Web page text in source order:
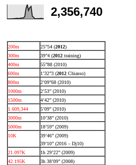
2,356,740
200m 25”54 (2012)
300m
39”4 (2012 training)
400m
55”88 (2010)
600m
1’32”3 (2012 Chiasso)
800m
2’09”68 (2010)
1000m
2’53” (2010)
1500m
4’42” (2010)
1.609,344
5’09” (2010)
3000m
10’38” (2010)
5000m
18’59” (2009)
10K
39’46” (2009)
39’10” (2016 – Dj10)
21.097K
1h 29’22” (2009)
42.195K
3h 38’09” (2008)